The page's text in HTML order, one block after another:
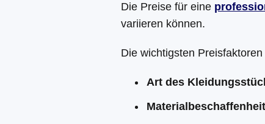
Die Preise für eine
variieren können.
Die wichtigsten Preisfaktoren
Art des
Materialbeschaffenheit